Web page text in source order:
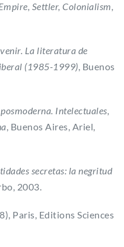
Settler, Colonialism,
La literatura de
(1985-1999), Buenos
Intelectuales,
, Buenos Aires, Ariel,
secretas: la negritud
2003.
Paris, Editions Sciences